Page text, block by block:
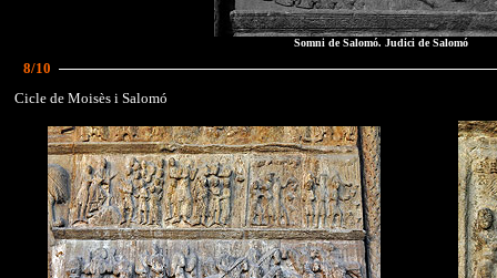
Somni de Salomó. Judici de Salomó
8/10
Cicle de Moisès i Salomó